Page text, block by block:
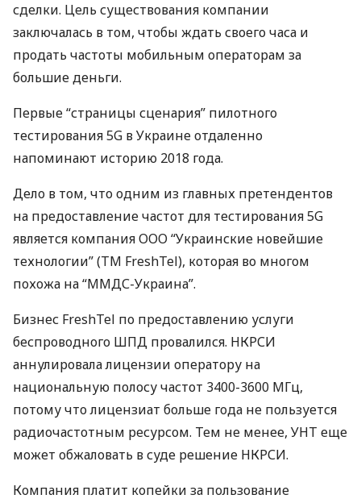
сделки. Цель существования компании
заключалась в том, чтобы ждать своего часа и
продать частоты мобильным операторам за
большие деньги.
Первые “страницы сценария” пилотного
тестирования 5G в Украине отдаленно
напоминают историю 2018 года.
Дело в том, что одним из главных претендентов
на предоставление частот для тестирования 5G
является компанияООО “Украинские новейшие
технологии” (TM FreshTel), которая во многом
похожа на “ММДС-Украина”.
Бизнес FreshTel по предоставлению услуги
беспроводного ШПД провалился. НКРСИ
аннулировала лицензии оператору на
национальную полосу частот 3400-3600 МГц,
потому что лицензиат больше года не пользуется
радиочастотным ресурсом. Тем не менее, УНТ еще
может обжаловать в суде решение НКРСИ.
Компания платит копейки за пользование